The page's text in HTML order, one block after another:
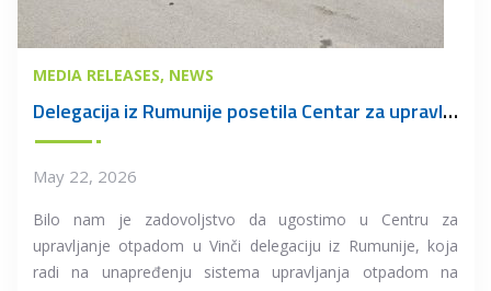
MEDIA RELEASES NEWS
Delegacija iz Rumunije posetila Centar za upravljanje otpadom u Vinči
May 22, 2026
Bilo nam je zadovoljstvo da ugostimo u Centru za
upravljanje otpadom u Vinči delegaciju iz Rumunije, koja
radi na unapređenju sistema upravljanja otpadom na